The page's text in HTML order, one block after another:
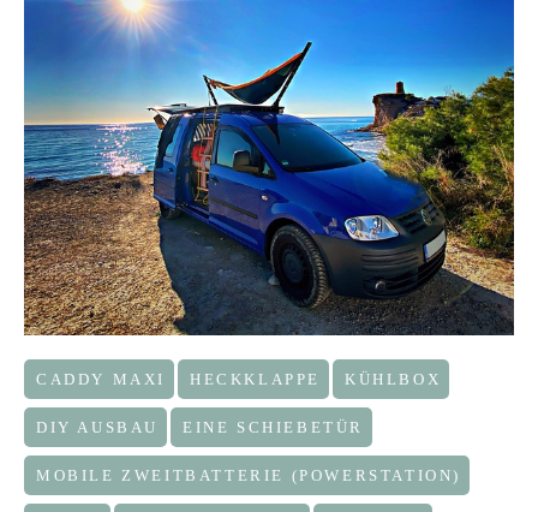
CADDY MAXI HECKKLAPPE KÜHLBOX
DIY AUSBAU EINE SCHIEBETÜR
MOBILE ZWEITBATTERIE (POWERSTATION)